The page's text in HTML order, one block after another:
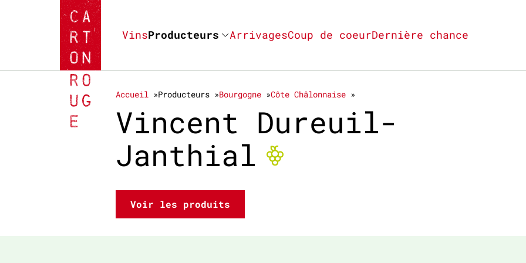
VinsProducteurs ArrivagesCoup de coeurDernière chance
Accueil Producteurs Bourgogne Côte Châlonnaise
Vincent Dureuil-
JanthialBio non-
Voir les produits